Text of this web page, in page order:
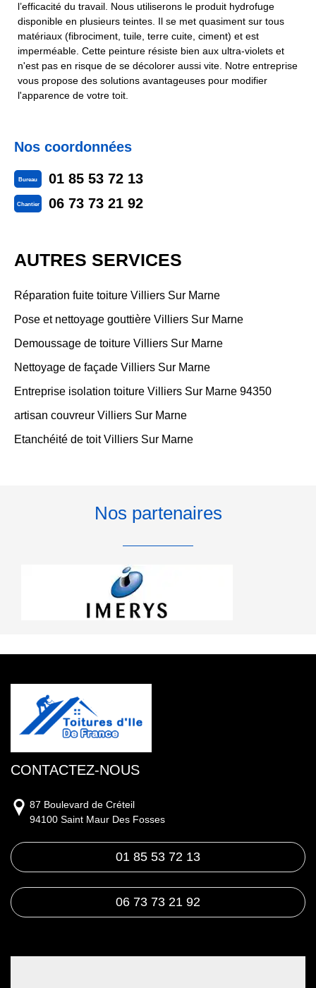
l’efficacité du travail. Nous utiliserons le produit hydrofuge
disponible en plusieurs teintes. Il se met quasiment sur tous
matériaux (fibrociment, tuile, terre cuite, ciment) et est
imperméable. Cette peinture résiste bien aux ultra-violets et
n'est pas en risque de se décolorer aussi vite. Notre entreprise
vous propose des solutions avantageuses pour modifier
l'apparence de votre toit.
Nos coordonnées
Bureau 01 85 53 72 13
Chantier 06 73 73 21 92
AUTRES SERVICES
Réparation fuite toiture Villiers Sur Marne
Pose et nettoyage gouttière Villiers Sur Marne
Demoussage de toiture Villiers Sur Marne
Nettoyage de façade Villiers Sur Marne
Entreprise isolation toiture Villiers Sur Marne 94350
artisan couvreur Villiers Sur Marne
Etanchéité de toit Villiers Sur Marne
Nos partenaires
CONTACTEZ-NOUS
87 Boulevard de Créteil
94100 Saint Maur Des Fosses
01 85 53 72 13
06 73 73 21 92